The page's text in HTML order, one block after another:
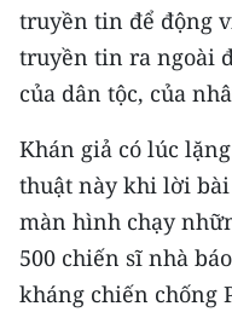
truyền tin để động
truyền tin ra ngoài
của dân tộc, của
Khán giả có lúc
thuật này khi lời bài
màn hình chạy
500 chiến sĩ nhà
kháng chiến chống